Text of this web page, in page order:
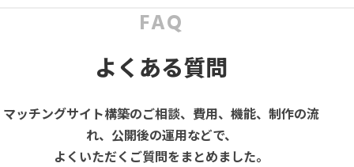
FAQ
よくある質問
マッチングサイト構築のご相談、費用、機能、制作の流
れ、公開後の運用などで、
よくいただくご質問をまとめました。